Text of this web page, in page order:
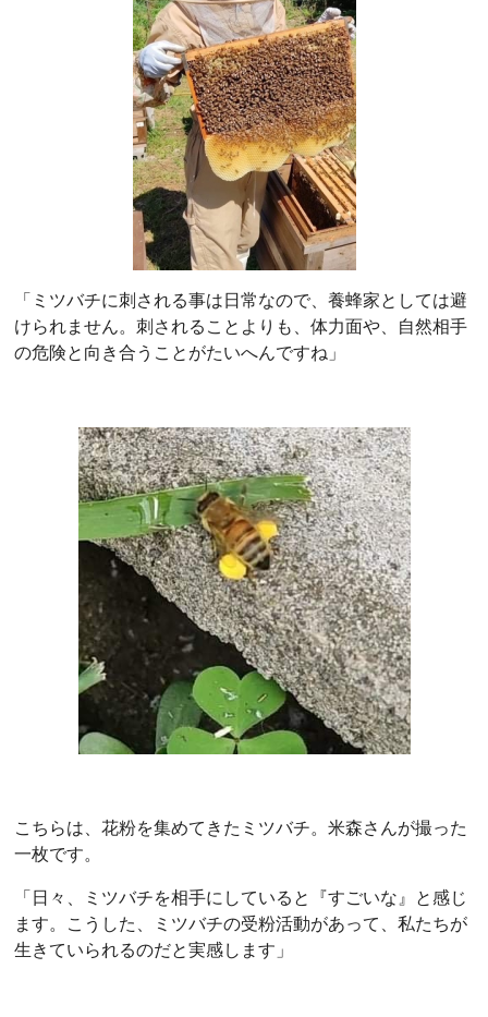
「ミツバチに刺される事は日常なので、養蜂家としては避
けられません。刺されることよりも、体力面や、自然相手
の危険と向き合うことがたいへんですね」
こちらは、花粉を集めてきたミツバチ。米森さんが撮った
一枚です。
「日々、ミツバチを相手にしていると『すごいな』と感じ
ます。こうした、ミツバチの受粉活動があって、私たちが
生きていられるのだと実感します」